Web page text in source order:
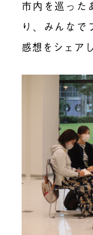
市内を巡った
り、みんなで
感想をシェア